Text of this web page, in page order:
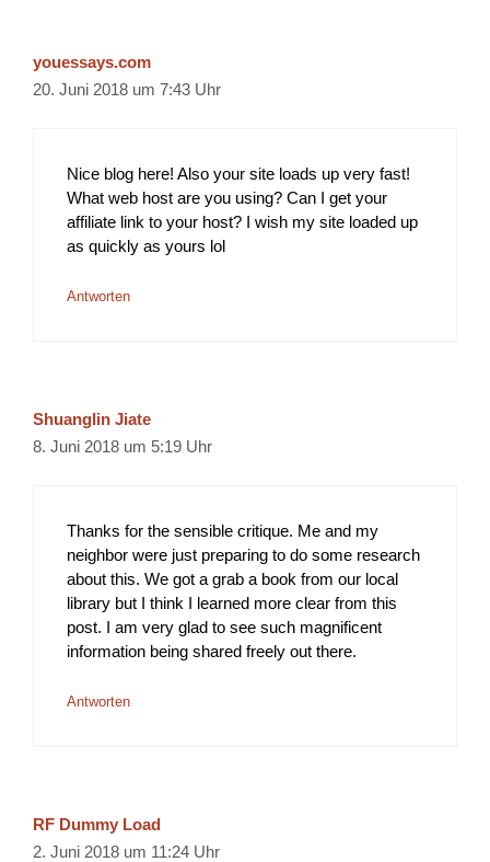
youessays.com
20. Juni 2018 um 7:43 Uhr
Nice blog here! Also your site loads up very fast!
What web host are you using? Can I get your
affiliate link to your host? I wish my site loaded up
as quickly as yours lol
Antworten
Shuanglin Jiate
8. Juni 2018 um 5:19 Uhr
Thanks for the sensible critique. Me and my
neighbor were just preparing to do some research
about this. We got a grab a book from our local
library but I think I learned more clear from this
post. I am very glad to see such magnificent
information being shared freely out there.
Antworten
RF Dummy Load
2. Juni 2018 um 11:24 Uhr